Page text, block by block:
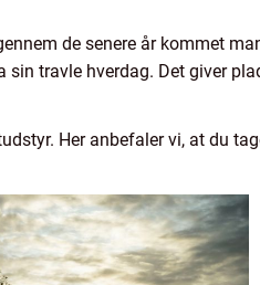
de senere år kommet
travle hverdag. Det giver
Her anbefaler vi, at du